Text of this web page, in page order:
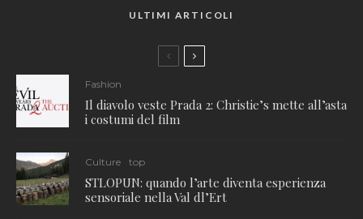
ULTIMI ARTICOLI
Fashion
Il diavolo veste Prada 2: Christie’s mette all’asta
i costumi del film
Culture top
STLOPUN: quando l’arte diventa esperienza
sensoriale nella Val dl’Ert